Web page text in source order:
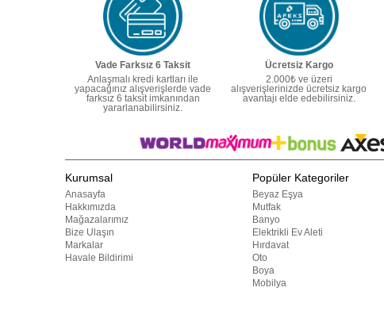
Vade Farksız 6 Taksit
Anlaşmalı kredi kartları ile
yapacağınız alışverişlerde vade
farksız 6 taksit imkanından
yararlanabilirsiniz.
Ücretsiz Kargo
2.000₺ ve üzeri
alışverişlerinizde ücretsiz kargo
avantajı elde edebilirsiniz.
Kurumsal
Anasayfa
Hakkımızda
Mağazalarımız
Bize Ulaşın
Markalar
Havale Bildirimi
Popüler Kategoriler
Beyaz Eşya
Mutfak
Banyo
Elektrikli Ev Aleti
Hırdavat
Oto
Boya
Mobilya